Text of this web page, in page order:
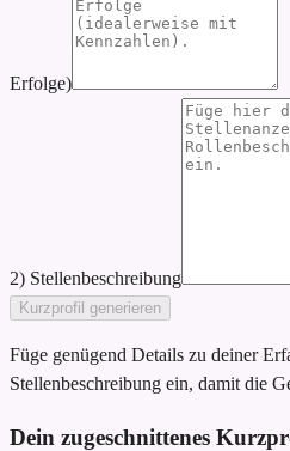
Erfolge)
2) Stellenbeschreibung
Kurzprofil generieren
Füge genügend Details zu deiner
Stellenbeschreibung ein, damit die
Dein zugeschnittenes